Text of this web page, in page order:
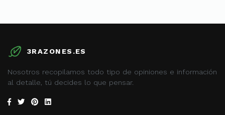
3RAZONES.ES
Nosotros recopilamos todo tipo de opiniones e información
al detalle, tú decides lo que pensar.